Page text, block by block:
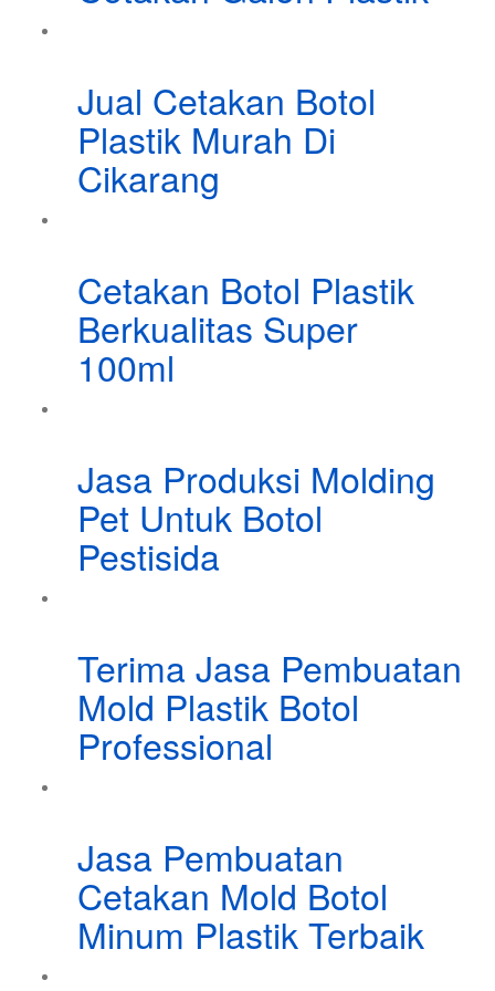
Jual Cetakan Botol
Plastik Murah Di
Cikarang
Cetakan Botol Plastik
Berkualitas Super
100ml
Jasa Produksi Molding
Pet Untuk Botol
Pestisida
Terima Jasa Pembuatan
Mold Plastik Botol
Professional
Jasa Pembuatan
Cetakan Mold Botol
Minum Plastik Terbaik